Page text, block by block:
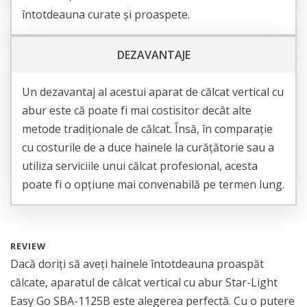
întotdeauna curate și proaspete.
DEZAVANTAJE
Un dezavantaj al acestui aparat de călcat vertical cu
abur este că poate fi mai costisitor decât alte
metode tradiționale de călcat. Însă, în comparație
cu costurile de a duce hainele la curățătorie sau a
utiliza serviciile unui călcat profesional, acesta
poate fi o opțiune mai convenabilă pe termen lung.
REVIEW
Dacă doriți să aveți hainele întotdeauna proaspăt
călcate, aparatul de călcat vertical cu abur Star-Light
Easy Go SBA-1125B este alegerea perfectă. Cu o putere